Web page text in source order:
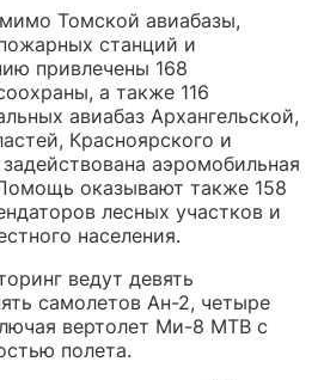
Томской авиабазы,
станций и
привлечены 168
а также 116
авиабаз Архангельской,
Красноярского и
аэромобильная
оказывают также 158
лесных участков и
населения.
ведут девять
самолетов Ан-2, четыре
вертолет Ми-8 МТВ с
полета.